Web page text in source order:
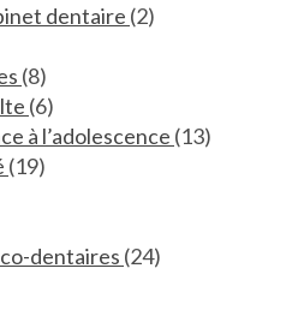
dentaire (2)
(8)
(6)
à l’adolescence (13)
(19)
dentaires (24)